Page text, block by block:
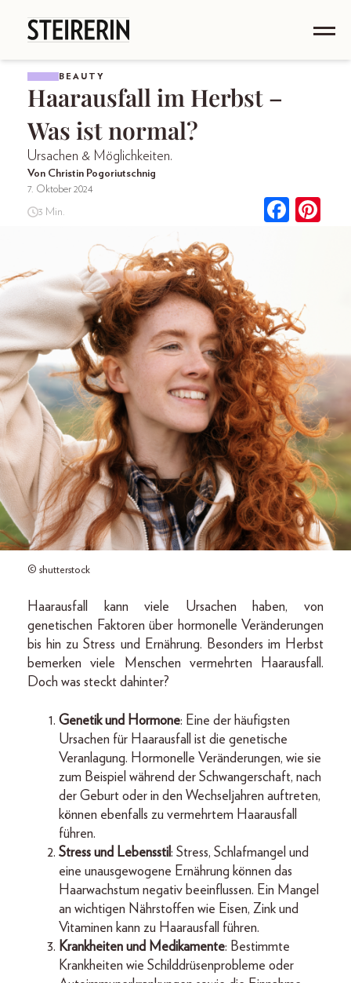
BEAUTY
Haarausfall im Herbst –
Was ist normal?
Ursachen & Möglichkeiten.
Von Christin Pogoriutschnig
7. Oktober 2024
3 Min.
© shutterstock
Haarausfall kann viele Ursachen haben, von
genetischen Faktoren über hormonelle Veränderungen
bis hin zu Stress und Ernährung. Besonders im Herbst
bemerken viele Menschen vermehrten Haarausfall.
Doch was steckt dahinter?
Genetik und Hormone: Eine der häufigsten
Ursachen für Haarausfall ist die genetische
Veranlagung. Hormonelle Veränderungen, wie sie
zum Beispiel während der Schwangerschaft, nach
der Geburt oder in den Wechseljahren auftreten,
können ebenfalls zu vermehrtem Haarausfall
führen.
Stress und Lebensstil: Stress, Schlafmangel und
eine unausgewogene Ernährung können das
Haarwachstum negativ beeinflussen. Ein Mangel
an wichtigen Nährstoffen wie Eisen, Zink und
Vitaminen kann zu Haarausfall führen.
Krankheiten und Medikamente: Bestimmte
Krankheiten wie Schilddrüsenprobleme oder